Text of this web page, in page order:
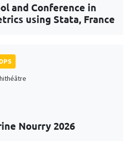
and Conference in
using Stata, France
Nourry 2026